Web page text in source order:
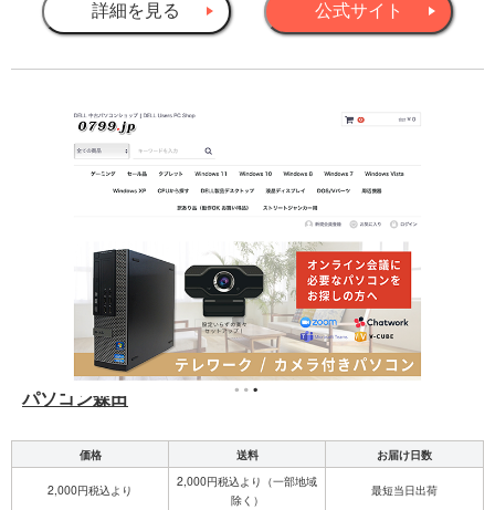
詳細を見る 公式サイト
パソコン森田
価格 送料 お届け日数
2,000円税込より
2,000円税込より（一部地域
除く）
最短当日出荷